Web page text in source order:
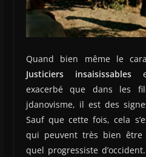
Quand bien même le
Justiciers insaisissables
exacerbé que dans les
jdanovisme, il est des
Sauf que cette fois, cela
qui peuvent très bien être
quel progressiste